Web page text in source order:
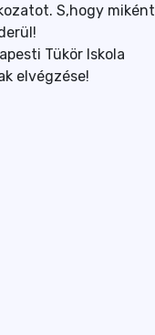
S,hogy miként
Tükör Iskola
elvégzése!